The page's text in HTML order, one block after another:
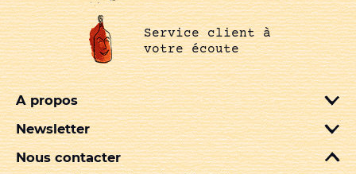
Service client à
votre écoute
A propos
Newsletter
Nous contacter